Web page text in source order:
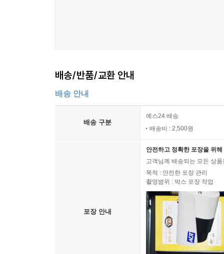
배송/반품/교환 안내
배송 안내
배송 구분
예스24 배송
배송비 : 2,500원
포장 안내
안전하고 정확한 포장을 위
고객님께 배송되는 모든 상
목적 : 안전한 포장 관리
촬영범위 : 박스 포장 작업